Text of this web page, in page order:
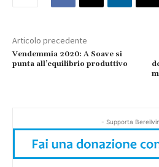
Articolo precedente
Vendemmia 2020: A Soave si
punta all’equilibrio produttivo
- Supporta